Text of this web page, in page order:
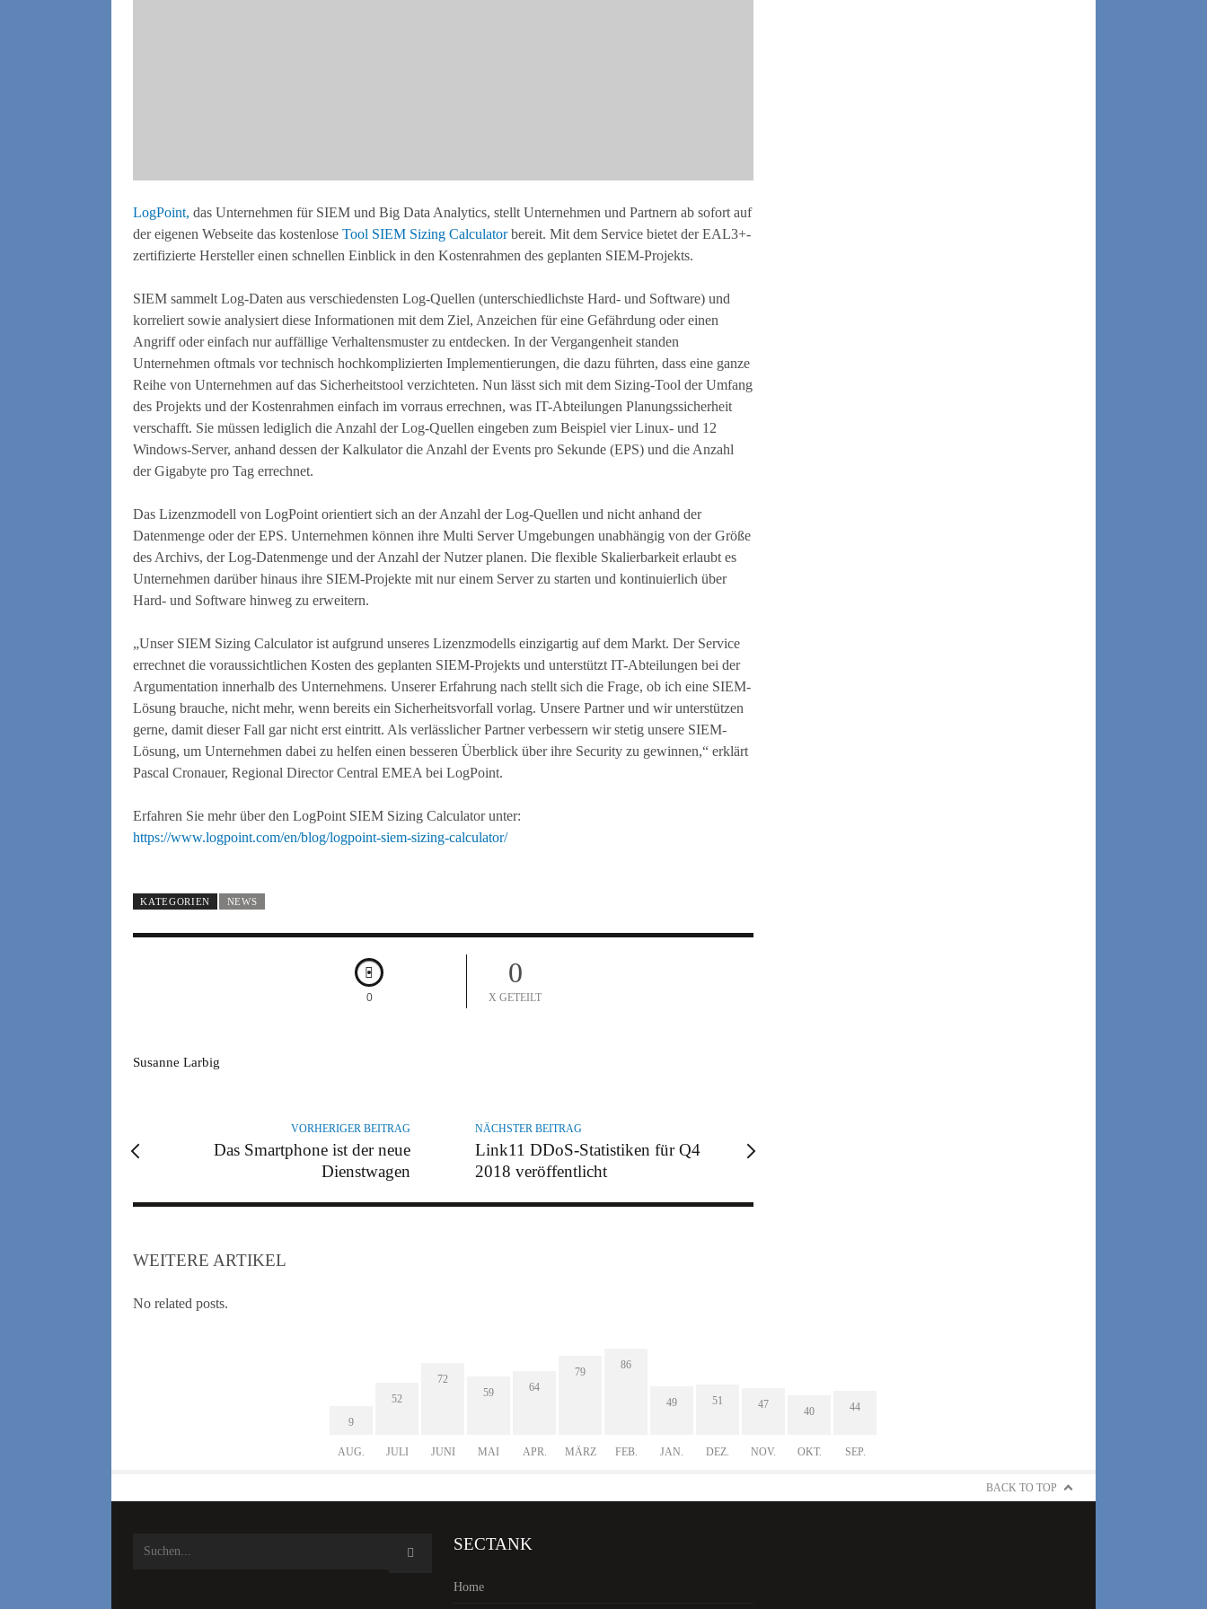
LogPoint, das Unternehmen für SIEM und Big Data Analytics, stellt Unternehmen und Partnern ab sofort auf
der eigenen Webseite das kostenlose Tool SIEM Sizing Calculatorbereit. Mit dem Service bietet der EAL3+-
zertifizierte Hersteller einen schnellen Einblick in den Kostenrahmen des geplanten SIEM-Projekts.
SIEM sammelt Log-Daten aus verschiedensten Log-Quellen (unterschiedlichste Hard- und Software) und
korreliert sowie analysiert diese Informationen mit dem Ziel, Anzeichen für eine Gefährdung oder einen
Angriff oder einfach nur auffällige Verhaltensmuster zu entdecken. In der Vergangenheit standen
Unternehmen oftmals vor technisch hochkomplizierten Implementierungen, die dazu führten, dass eine ganze
Reihe von Unternehmen auf das Sicherheitstool verzichteten. Nun lässt sich mit dem Sizing-Tool der Umfang
des Projekts und der Kostenrahmen einfach im vorraus errechnen, was IT-Abteilungen Planungssicherheit
verschafft. Sie müssen lediglich die Anzahl der Log-Quellen eingeben zum Beispiel vier Linux- und 12
Windows-Server, anhand dessen der Kalkulator die Anzahl der Events pro Sekunde (EPS) und die Anzahl
der Gigabyte pro Tag errechnet.
Das Lizenzmodell von LogPoint orientiert sich an der Anzahl der Log-Quellen und nicht anhand der
Datenmenge oder der EPS. Unternehmen können ihre Multi Server Umgebungen unabhängig von der Größe
des Archivs, der Log-Datenmenge und der Anzahl der Nutzer planen. Die flexible Skalierbarkeit erlaubt es
Unternehmen darüber hinaus ihre SIEM-Projekte mit nur einem Server zu starten und kontinuierlich über
Hard- und Software hinweg zu erweitern.
„Unser SIEM Sizing Calculator ist aufgrund unseres Lizenzmodells einzigartig auf dem Markt. Der Service
errechnet die voraussichtlichen Kosten des geplanten SIEM-Projekts und unterstützt IT-Abteilungen bei der
Argumentation innerhalb des Unternehmens. Unserer Erfahrung nach stellt sich die Frage, ob ich eine SIEM-
Lösung brauche, nicht mehr, wenn bereits ein Sicherheitsvorfall vorlag. Unsere Partner und wir unterstützen
gerne, damit dieser Fall gar nicht erst eintritt. Als verlässlicher Partner verbessern wir stetig unsere SIEM-
Lösung, um Unternehmen dabei zu helfen einen besseren Überblick über ihre Security zu gewinnen,“ erklärt
Pascal Cronauer, Regional Director Central EMEA bei LogPoint.
Erfahren Sie mehr über den LogPoint SIEM Sizing Calculator unter:
https://www.logpoint.com/en/blog/logpoint-siem-sizing-calculator/
KATEGORIEN NEWS
0
0
X GETEILT
A
R
Susanne Larbig
VORHERIGER BEITRAG
Das Smartphone ist der neue
Dienstwagen
NÄCHSTER BEITRAG
Link11 DDoS-Statistiken für Q4
2018 veröffentlicht
WEITERE ARTIKEL
No related posts.
9
AUG.
52
JULI
72
JUNI
59
MAI
64
APR.
79
MÄRZ
86
FEB.
49
JAN.
51
DEZ.
47
NOV.
40
OKT.
44
SEP.
BACK TO TOP
SECTANK
Home